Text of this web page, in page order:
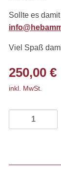
Sollte es
Viel Spaß
250,00 €
inkl. MwSt.